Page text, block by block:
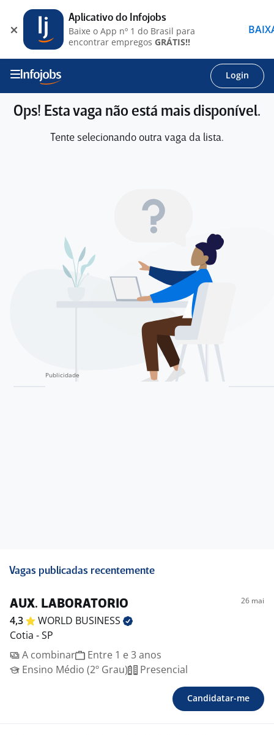
Login
Ops! Esta vaga não está mais disponível.
Tente selecionando outra vaga da lista.
Vagas publicadas recentemente
AUX. LABORATORIO 26 mai
4,3 WORLD BUSINESS
Cotia - SP
A combinar
Entre 1 e 3 anos
Ensino Médio (2º Grau)
Presencial
Candidatar-me
Aplicativo do Infojobs
Baixe o App nº 1 do Brasil para
encontrar empregos GRÁTIS!!